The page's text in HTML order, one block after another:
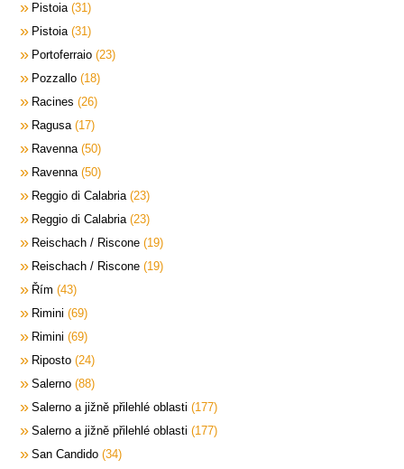
Pistoia 31
Pistoia 31
Portoferraio 23
Pozzallo 18
Racines 26
Ragusa 17
Ravenna 50
Ravenna 50
Reggio di Calabria 23
Reggio di Calabria 23
Reischach / Riscone 19
Reischach / Riscone 19
Řím 43
Rimini 69
Rimini 69
Riposto 24
Salerno 88
Salerno a jižně přilehlé oblasti
177
Salerno a jižně přilehlé oblasti
177
San Candido 34